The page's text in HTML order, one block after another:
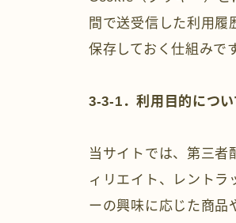
間で送受信した利用履
保存しておく仕組みです
3-3-1．利用目的につい
当サイトでは、第三者
ィリエイト、レントラ
ーの興味に応じた商品